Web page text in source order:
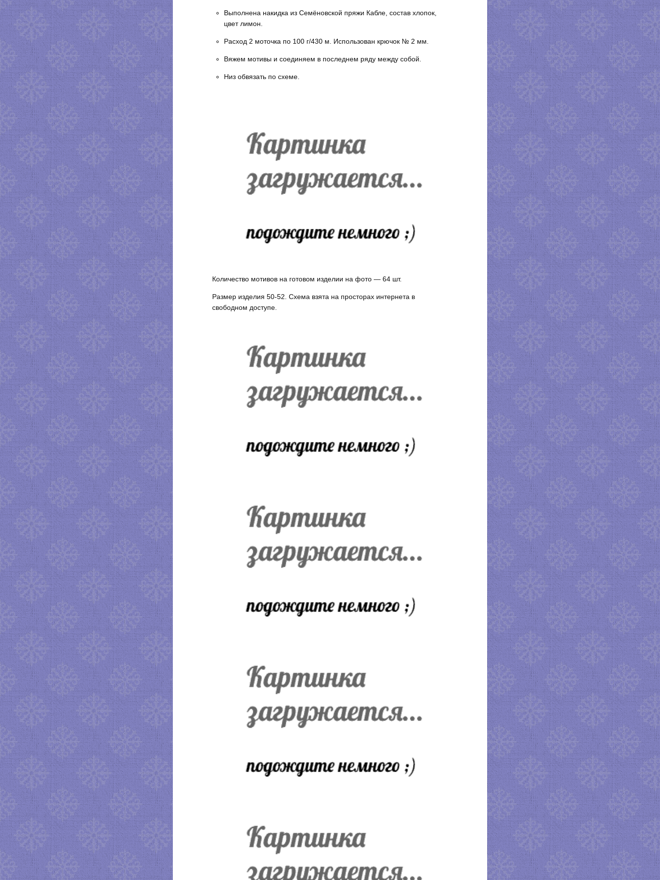
Выполнена накидка из Семёновской пряжи Кабле, состав хлопок,
цвет лимон.
Расход 2 моточка по 100 г/430 м. Использован крючок № 2 мм.
Вяжем мотивы и соединяем в последнем ряду между собой.
Низ обвязать по схеме.
Количество мотивов на готовом изделии на фото — 64 шт.
Размер изделия 50-52. Схема взята на просторах интернета в
свободном доступе.